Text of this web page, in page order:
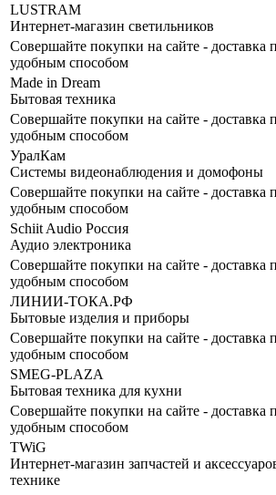
LUSTRAM
Интернет-магазин светильников
Совершайте покупки на сайте - доставка
удобным способом
Made in Dream
Бытовая техника
Совершайте покупки на сайте - доставка
удобным способом
УралКам
Cистемы видеонаблюдения и домофоны
Совершайте покупки на сайте - доставка
удобным способом
Schiit Audio Россия
Аудио электроника
Совершайте покупки на сайте - доставка
удобным способом
ЛИНИИ-ТОКА.РФ
Бытовые изделия и приборы
Совершайте покупки на сайте - доставка
удобным способом
SMEG-PLAZA
Бытовая техника для кухни
Совершайте покупки на сайте - доставка
удобным способом
TWiG
Интернет-магазин запчастей и
технике